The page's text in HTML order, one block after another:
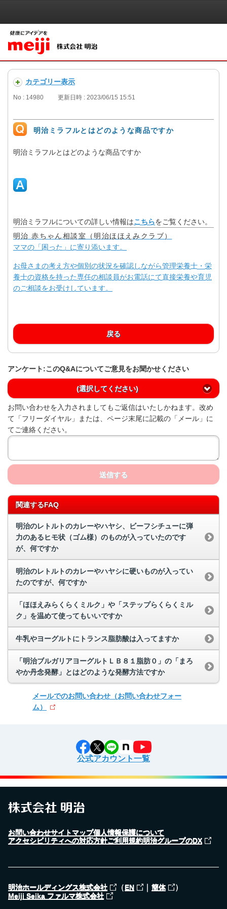
カテゴリー表示
No : 14980 更新日時 : 2023/06/15 15:51
明治ミラフルとはどのような商品ですか
明治ミラフルとはどのような商品ですか
明治ミラフルについての詳しい情報はこちらをご覧ください。
明治 赤ちゃん相談室（明治ほほえみクラブ）
ママの「困った」に寄り添います。
お母さまの考え方や個別の状況を確認しながら管理栄養士・栄
養士の資格を持った専任の相談員がお電話にて直接栄養や育児
のご相談をお受けしています。
戻る
アンケート:このQ&Aについてご意見をお聞かせください
(選択してください)
お問い合わせを入力されましてもご返信はいたしかねます。改め
て「フリーダイヤル」または、ページ末尾に記載の「メール」に
てご連絡ください。
送信する
関連するFAQ
明治のレトルトのカレーやハヤシ、ビーフシチューに弾
力のあるヒモ状（ゴム様）のものが入っていたのです
が、何ですか
明治のレトルトのカレーやハヤシに硬いものが入ってい
たのですが、何ですか
「ほほえみらくらくミルク」や「ステップらくらくミル
ク」を温めて使ってもいいですか
牛乳やヨーグルトにトランス脂肪酸は入ってますか
「明治ブルガリアヨーグルトＬＢ８１脂肪０」の「まろ
やか丹念発酵」とはどのような発酵方法ですか
メールでのお問い合わせ （お問い合わせフォー
ム）
公式アカウント一覧
お問い合わせサイトマップ個人情報保護について
アクセシビリティへの対応方針ご利用規約明治グループのDX
明治ホールディングス株式会社 （EN ｜ 簡体 ）
Meiji Seika ファルマ株式会社